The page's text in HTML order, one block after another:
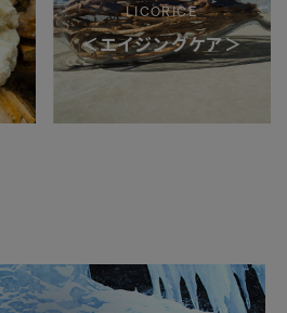
LICORICE
＜エイジングケア＞